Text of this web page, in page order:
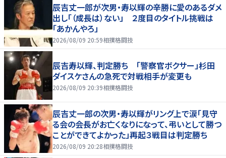
辰吉丈一郎が次男・寿以輝の辛勝に愛のあるダメ
出し「（成長は）ない」 ２度目のタイトル挑戦は
「あかんやろ」
2026/08/09 20:59相撲格闘技
辰吉寿以輝、判定勝ち 「警察官ボクサー」杉田
ダイスケさんの急死で対戦相手が変更も
2026/08/09 20:39相撲格闘技
辰吉丈一郎の次男・寿以輝がリング上で涙「見守
る会の会長がお亡くなりになって、弔いとして勝つ
ことができてよかった」再起３戦目は判定勝ち
2026/08/09 20:28相撲格闘技